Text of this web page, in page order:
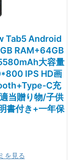
Tab5 Android
RAM+64GB
大容量
IPS HD画
C充
当贈り物/子供
書付き+一年保
を見る